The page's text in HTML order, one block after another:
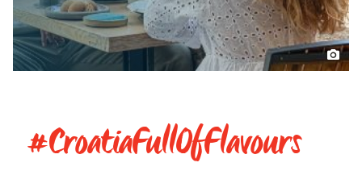
#CroatiaFullOfFlavours